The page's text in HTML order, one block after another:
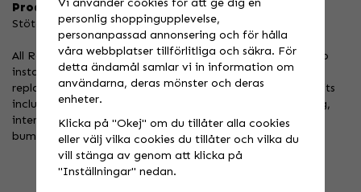
Produktbeskrivning:
Stötdämparpackningssats
All Rear Shock Seal Kits are complete assemblies, ready to
install into the shock body. No longer is it necessary to
replace bushings, seals, O-rings etc. All Rear Shock Seal Kits
include Aluminum body, dust seal, Bushing, oil seal, O-ring,
internal guide bushing/ washer, snap ring and top out
bumper.
personlig shoppingupplevelse,
personanpassad annonsering och för hålla
våra webbplatser tillförlitliga och säkra. För
detta ändamål samlar vi in information om
användarna, deras mönster och deras
enheter.
Klicka på "Okej" om du tillåter alla cookies
eller välj vilka cookies du tillåter och vilka du
vill stänga av genom att klicka på
"Inställningar" nedan.